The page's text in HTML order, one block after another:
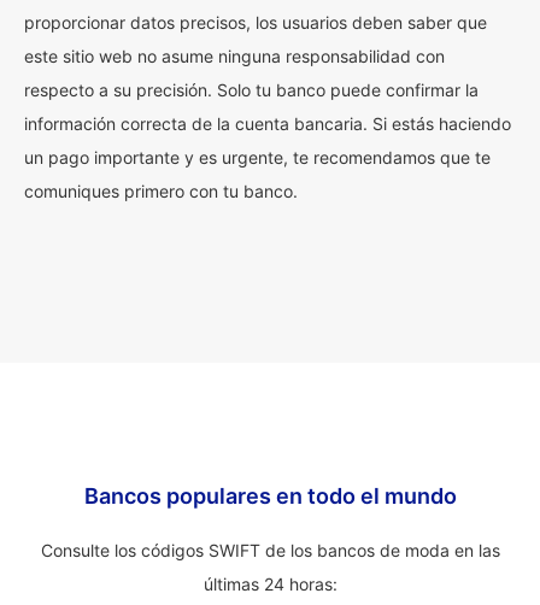
proporcionar datos precisos, los usuarios deben saber que
este sitio web no asume ninguna responsabilidad con
respecto a su precisión. Solo tu banco puede confirmar la
información correcta de la cuenta bancaria. Si estás haciendo
un pago importante y es urgente, te recomendamos que te
comuniques primero con tu banco.
Bancos populares en todo el mundo
Consulte los códigos SWIFT de los bancos de moda en las
últimas 24 horas: